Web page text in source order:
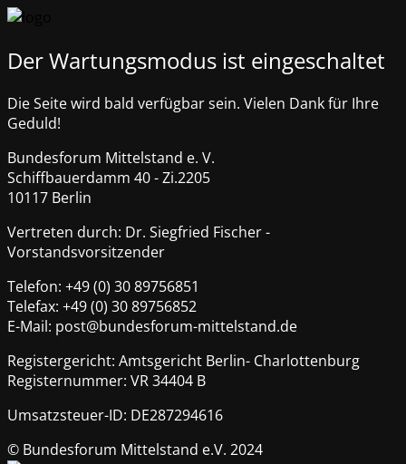
Der Wartungsmodus ist eingeschaltet
Die Seite wird bald verfügbar sein. Vielen Dank für Ihre
Geduld!
Bundesforum Mittelstand e. V.
Schiffbauerdamm 40 - Zi.2205
10117 Berlin
Vertreten durch: Dr. Siegfried Fischer -
Vorstandsvorsitzender
Telefon: +49 (0) 30 89756851
Telefax: +49 (0) 30 89756852
E-Mail: post@bundesforum-mittelstand.de
Registergericht: Amtsgericht Berlin- Charlottenburg
Registernummer: VR 34404 B
Umsatzsteuer-ID: DE287294616
© Bundesforum Mittelstand e.V. 2024